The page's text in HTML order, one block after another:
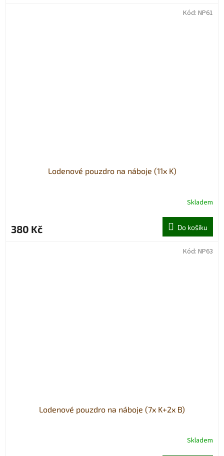
Lodenové pouzdro na náboje (11x K)
Skladem
380 Kč Do košíku
Kód: NP61
Lodenové pouzdro na náboje (7x K+2x B)
Skladem
Kód: NP63